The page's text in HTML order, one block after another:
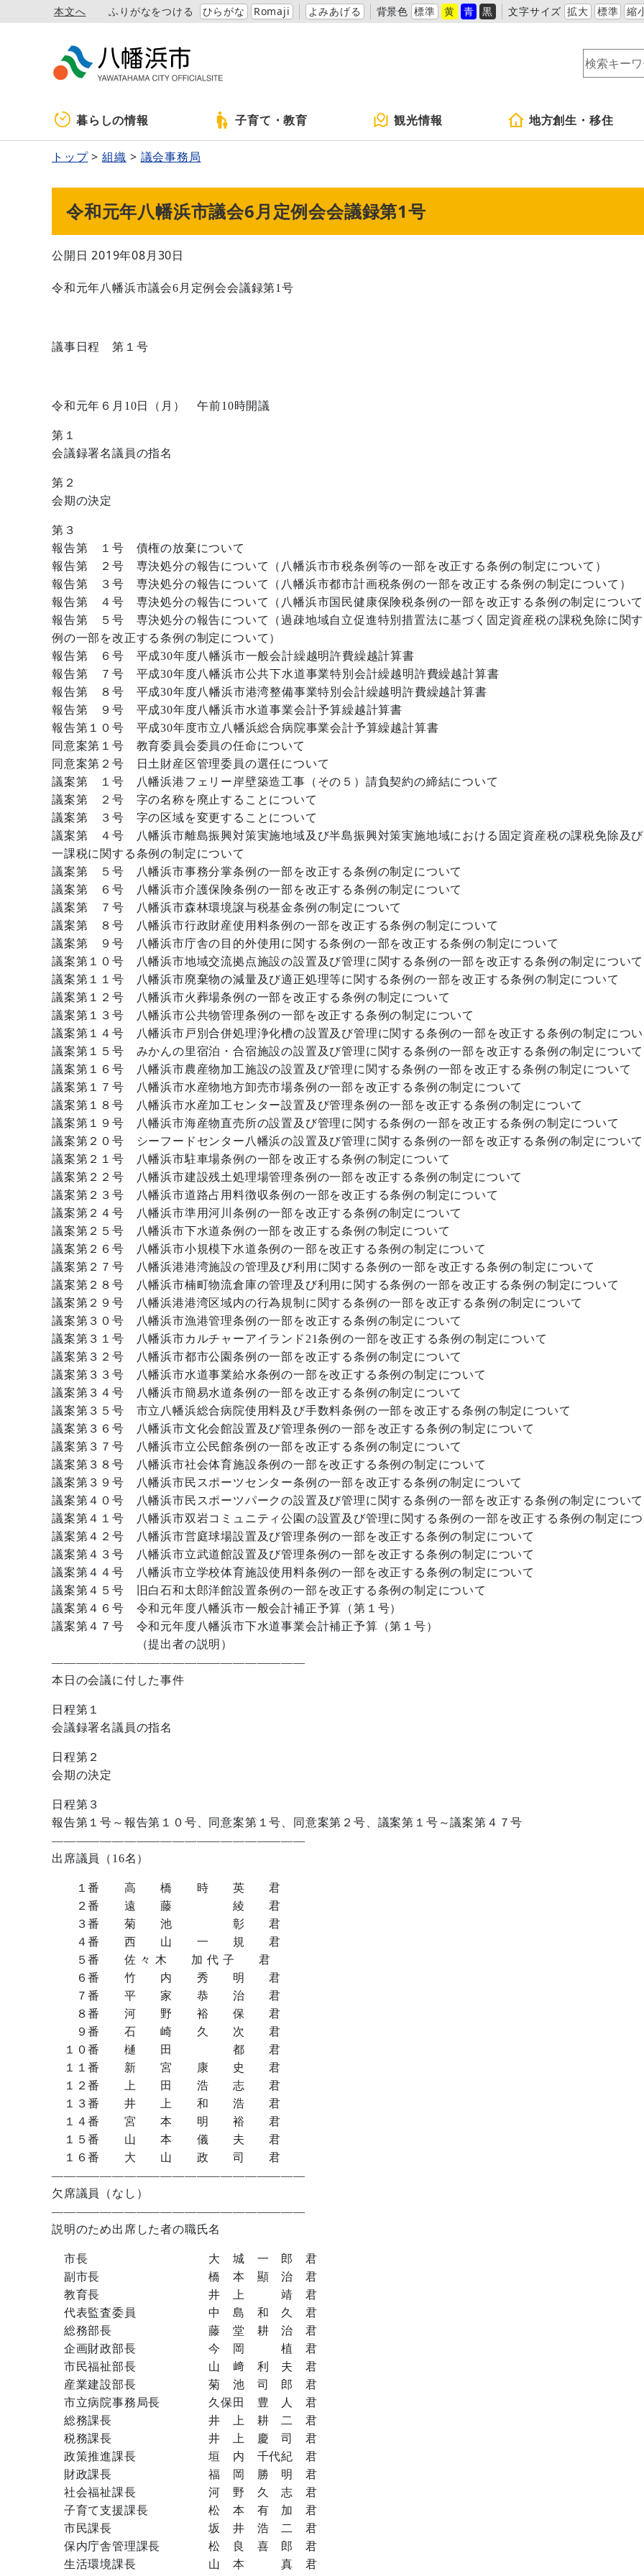
本文へ ふりがなをつける ひらがな Romaji よみあげる 背景色 標準 黄 青 黒 文字サイズ 拡大 標準 縮
暮らしの情報 子育て・教育 観光情報 地方創生・移住
トップ 組織 議会事務局
令和元年八幡浜市議会6月定例会会議録第1号
公開日 2019年08月30日
令和元年八幡浜市議会6月定例会会議録第1号
議事日程 第１号
令和元年６月10日（月） 午前10時開議
第１
会議録署名議員の指名
第２
会期の決定
第３
報告第 １号 債権の放棄について
報告第 ２号 専決処分の報告について（八幡浜市市税条例等の一部を改正する条例の制定について）
報告第 ３号 専決処分の報告について（八幡浜市都市計画税条例の一部を改正する条例の制定について）
報告第 ４号 専決処分の報告について（八幡浜市国民健康保険税条例の一部を改正する条例の制定につい
報告第 ５号 専決処分の報告について（過疎地域自立促進特別措置法に基づく固定資産税の課税免除に関
例の一部を改正する条例の制定について）
報告第 ６号 平成30年度八幡浜市一般会計繰越明許費繰越計算書
報告第 ７号 平成30年度八幡浜市公共下水道事業特別会計繰越明許費繰越計算書
報告第 ８号 平成30年度八幡浜市港湾整備事業特別会計繰越明許費繰越計算書
報告第 ９号 平成30年度八幡浜市水道事業会計予算繰越計算書
報告第１０号 平成30年度市立八幡浜総合病院事業会計予算繰越計算書
同意案第１号 教育委員会委員の任命について
同意案第２号 日土財産区管理委員の選任について
議案第 １号 八幡浜港フェリー岸壁築造工事（その５）請負契約の締結について
議案第 ２号 字の名称を廃止することについて
議案第 ３号 字の区域を変更することについて
議案第 ４号 八幡浜市離島振興対策実施地域及び半島振興対策実施地域における固定資産税の課税免除及
一課税に関する条例の制定について
議案第 ５号 八幡浜市事務分掌条例の一部を改正する条例の制定について
議案第 ６号 八幡浜市介護保険条例の一部を改正する条例の制定について
議案第 ７号 八幡浜市森林環境譲与税基金条例の制定について
議案第 ８号 八幡浜市行政財産使用料条例の一部を改正する条例の制定について
議案第 ９号 八幡浜市庁舎の目的外使用に関する条例の一部を改正する条例の制定について
議案第１０号 八幡浜市地域交流拠点施設の設置及び管理に関する条例の一部を改正する条例の制定について
議案第１１号 八幡浜市廃棄物の減量及び適正処理等に関する条例の一部を改正する条例の制定について
議案第１２号 八幡浜市火葬場条例の一部を改正する条例の制定について
議案第１３号 八幡浜市公共物管理条例の一部を改正する条例の制定について
議案第１４号 八幡浜市戸別合併処理浄化槽の設置及び管理に関する条例の一部を改正する条例の制定につ
議案第１５号 みかんの里宿泊・合宿施設の設置及び管理に関する条例の一部を改正する条例の制定について
議案第１６号 八幡浜市農産物加工施設の設置及び管理に関する条例の一部を改正する条例の制定について
議案第１７号 八幡浜市水産物地方卸売市場条例の一部を改正する条例の制定について
議案第１８号 八幡浜市水産加工センター設置及び管理条例の一部を改正する条例の制定について
議案第１９号 八幡浜市海産物直売所の設置及び管理に関する条例の一部を改正する条例の制定について
議案第２０号 シーフードセンター八幡浜の設置及び管理に関する条例の一部を改正する条例の制定について
議案第２１号 八幡浜市駐車場条例の一部を改正する条例の制定について
議案第２２号 八幡浜市建設残土処理場管理条例の一部を改正する条例の制定について
議案第２３号 八幡浜市道路占用料徴収条例の一部を改正する条例の制定について
議案第２４号 八幡浜市準用河川条例の一部を改正する条例の制定について
議案第２５号 八幡浜市下水道条例の一部を改正する条例の制定について
議案第２６号 八幡浜市小規模下水道条例の一部を改正する条例の制定について
議案第２７号 八幡浜港港湾施設の管理及び利用に関する条例の一部を改正する条例の制定について
議案第２８号 八幡浜市楠町物流倉庫の管理及び利用に関する条例の一部を改正する条例の制定について
議案第２９号 八幡浜港港湾区域内の行為規制に関する条例の一部を改正する条例の制定について
議案第３０号 八幡浜市漁港管理条例の一部を改正する条例の制定について
議案第３１号 八幡浜市カルチャーアイランド21条例の一部を改正する条例の制定について
議案第３２号 八幡浜市都市公園条例の一部を改正する条例の制定について
議案第３３号 八幡浜市水道事業給水条例の一部を改正する条例の制定について
議案第３４号 八幡浜市簡易水道条例の一部を改正する条例の制定について
議案第３５号 市立八幡浜総合病院使用料及び手数料条例の一部を改正する条例の制定について
議案第３６号 八幡浜市文化会館設置及び管理条例の一部を改正する条例の制定について
議案第３７号 八幡浜市立公民館条例の一部を改正する条例の制定について
議案第３８号 八幡浜市社会体育施設条例の一部を改正する条例の制定について
議案第３９号 八幡浜市民スポーツセンター条例の一部を改正する条例の制定について
議案第４０号 八幡浜市民スポーツパークの設置及び管理に関する条例の一部を改正する条例の制定について
議案第４１号 八幡浜市双岩コミュニティ公園の設置及び管理に関する条例の一部を改正する条例の制定に
議案第４２号 八幡浜市営庭球場設置及び管理条例の一部を改正する条例の制定について
議案第４３号 八幡浜市立武道館設置及び管理条例の一部を改正する条例の制定について
議案第４４号 八幡浜市立学校体育施設使用料条例の一部を改正する条例の制定について
議案第４５号 旧白石和太郎洋館設置条例の一部を改正する条例の制定について
議案第４６号 令和元年度八幡浜市一般会計補正予算（第１号）
議案第４７号 令和元年度八幡浜市下水道事業会計補正予算（第１号）
（提出者の説明）
—————————————————————
本日の会議に付した事件
日程第１
会議録署名議員の指名
日程第２
会期の決定
日程第３
報告第１号～報告第１０号、同意案第１号、同意案第２号、議案第１号～議案第４７号
—————————————————————
出席議員（16名）
１番 高 橋 時 英 君
２番 遠 藤 綾 君
３番 菊 池 彰 君
４番 西 山 一 規 君
５番 佐 々 木 加 代 子 君
６番 竹 内 秀 明 君
７番 平 家 恭 治 君
８番 河 野 裕 保 君
９番 石 崎 久 次 君
１０番 樋 田 都 君
１１番 新 宮 康 史 君
１２番 上 田 浩 志 君
１３番 井 上 和 浩 君
１４番 宮 本 明 裕 君
１５番 山 本 儀 夫 君
１６番 大 山 政 司 君
—————————————————————
欠席議員（なし）
—————————————————————
説明のため出席した者の職氏名
市長 大 城 一 郎 君
副市長 橋 本 顯 治 君
教育長 井 上 靖 君
代表監査委員 中 島 和 久 君
総務部長 藤 堂 耕 治 君
企画財政部長 今 岡 植 君
市民福祉部長 山 﨑 利 夫 君
産業建設部長 菊 池 司 郎 君
市立病院事務局長 久保田 豊 人 君
総務課長 井 上 耕 二 君
税務課長 井 上 慶 司 君
政策推進課長 垣 内 千代紀 君
財政課長 福 岡 勝 明 君
社会福祉課長 河 野 久 志 君
子育て支援課長 松 本 有 加 君
市民課長 坂 井 浩 二 君
保内庁舎管理課長 松 良 喜 郎 君
生活環境課長 山 本 真 君